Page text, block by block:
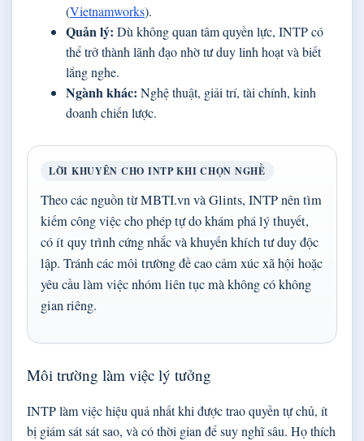
(Vietnamworks).
Quản lý: Dù không quan tâm quyền lực, INTP có
thể trở thành lãnh đạo nhờ tư duy linh hoạt và biết
lắng nghe.
Ngành khác: Nghệ thuật, giải trí, tài chính, kinh
doanh chiến lược.
LỜI KHUYÊN CHO INTP KHI CHỌN NGHỀ
Theo các nguồn từ MBTI.vn và Glints, INTP nên tìm
kiếm công việc cho phép tự do khám phá lý thuyết,
có ít quy trình cứng nhắc và khuyến khích tư duy độc
lập. Tránh các môi trường đề cao cảm xúc xã hội hoặc
yêu cầu làm việc nhóm liên tục mà không có không
gian riêng.
Môi trường làm việc lý tưởng
INTP làm việc hiệu quả nhất khi được trao quyền tự chủ, ít
bị giám sát sát sao, và có thời gian để suy nghĩ sâu. Họ thích